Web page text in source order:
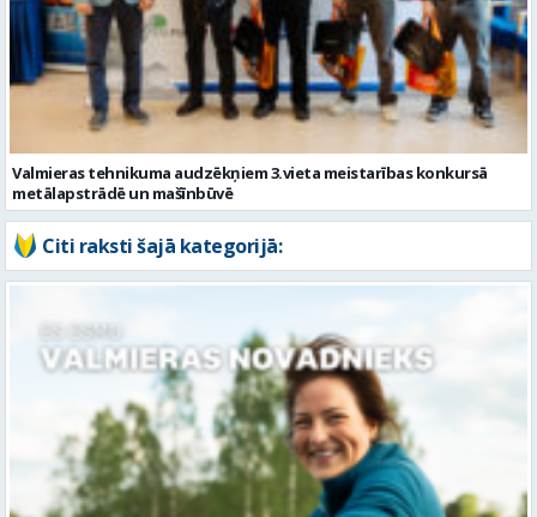
Valmieras tehnikuma audzēkņiem 3.vieta meistarības konkursā
metālapstrādē un mašīnbūvē
Citi raksti šajā kategorijā: